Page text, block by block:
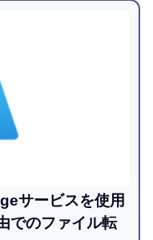
サービスを使用
でのファイル転